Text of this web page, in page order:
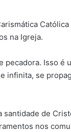
na Igreja.
Isso é
infinita, se
santidade de
nos